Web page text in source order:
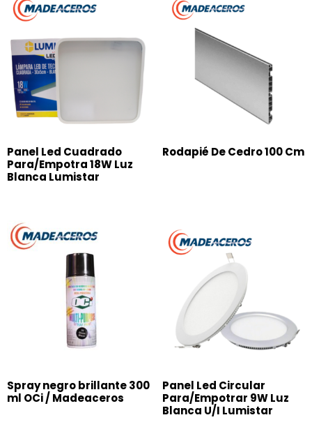
Panel Led Cuadrado
Para/Empotra 18W Luz
Blanca Lumistar
Rodapié De Cedro 100 Cm
Spray negro brillante 300
ml OCi / Madeaceros
Panel Led Circular
Para/Empotrar 9W Luz
Blanca U/I Lumistar